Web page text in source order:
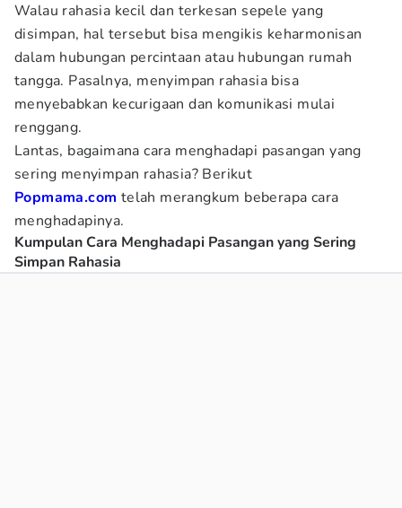
Walau rahasia kecil dan terkesan sepele yang
disimpan, hal tersebut bisa mengikis keharmonisan
dalam hubungan percintaan atau hubungan rumah
tangga. Pasalnya, menyimpan rahasia bisa
menyebabkan kecurigaan dan komunikasi mulai
renggang.
Lantas, bagaimana cara menghadapi pasangan yang
sering menyimpan rahasia? Berikut
Popmama.com telah merangkum beberapa cara
menghadapinya.
Kumpulan Cara Menghadapi Pasangan yang Sering
Simpan Rahasia